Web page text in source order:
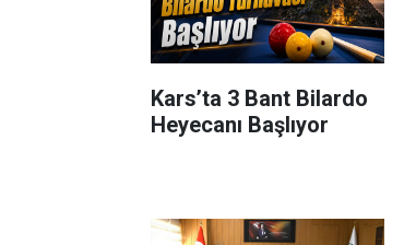
Kars’ta 3 Bant Bilardo
Heyecanı Başlıyor